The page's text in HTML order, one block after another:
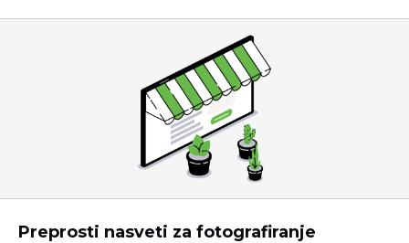
Preprosti nasveti za fotografiranje